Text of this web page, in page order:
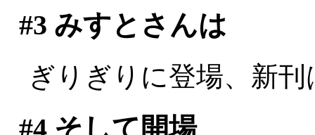
#3 みすとさんは
ぎりぎりに登場、新
#4そして開場